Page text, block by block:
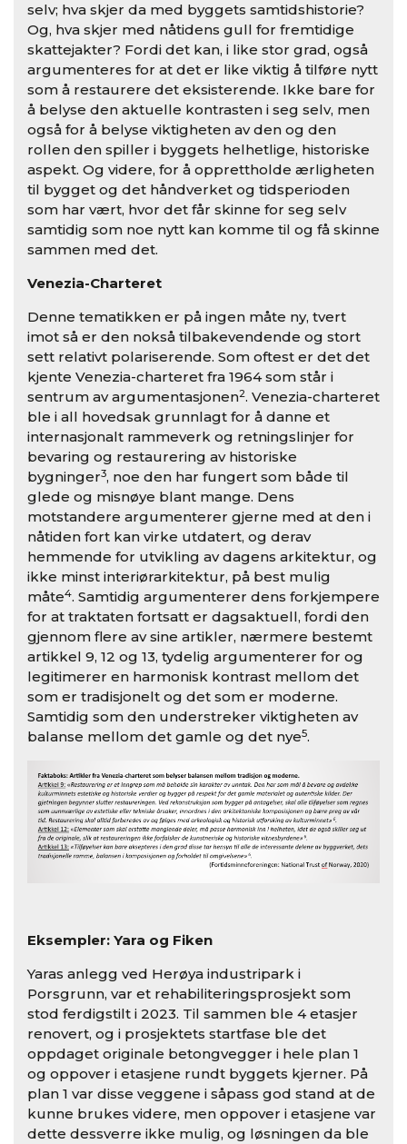
selv; hva skjer da med byggets samtidshistorie?
Og, hva skjer med nåtidens gull for fremtidige
skattejakter? Fordi det kan, i like stor grad, også
argumenteres for at det er like viktig å tilføre nytt
som å restaurere det eksisterende. Ikke bare for
å belyse den aktuelle kontrasten i seg selv, men
også for å belyse viktigheten av den og den
rollen den spiller i byggets helhetlige, historiske
aspekt. Og videre, for å opprettholde ærligheten
til bygget og det håndverket og tidsperioden
som har vært, hvor det får skinne for seg selv
samtidig som noe nytt kan komme til og få skinne
sammen med det.
Venezia-Charteret
Denne tematikken er på ingen måte ny, tvert
imot så er den nokså tilbakevendende og stort
sett relativt polariserende. Som oftest er det det
kjente Venezia-charteret fra 1964 som står i
sentrum av argumentasjonen2. Venezia-charteret
ble i all hovedsak grunnlagt for å danne et
internasjonalt rammeverk og retningslinjer for
bevaring og restaurering av historiske
bygninger3, noe den har fungert som både til
glede og misnøye blant mange. Dens
motstandere argumenterer gjerne med at den i
nåtiden fort kan virke utdatert, og derav
hemmende for utvikling av dagens arkitektur, og
ikke minst interiørarkitektur, på best mulig
måte4. Samtidig argumenterer dens forkjempere
for at traktaten fortsatt er dagsaktuell, fordi den
gjennom flere av sine artikler, nærmere bestemt
artikkel 9, 12 og 13, tydelig argumenterer for og
legitimerer en harmonisk kontrast mellom det
som er tradisjonelt og det som er moderne.
Samtidig som den understreker viktigheten av
balanse mellom det gamle og det nye5.
Eksempler: Yara og Fiken
Yaras anlegg ved Herøya industripark i
Porsgrunn, var et rehabiliteringsprosjekt som
stod ferdigstilt i 2023. Til sammen ble 4 etasjer
renovert, og i prosjektets startfase ble det
oppdaget originale betongvegger i hele plan 1
og oppover i etasjene rundt byggets kjerner. På
plan 1 var disse veggene i såpass god stand at de
kunne brukes videre, men oppover i etasjene var
dette dessverre ikke mulig, og løsningen da ble